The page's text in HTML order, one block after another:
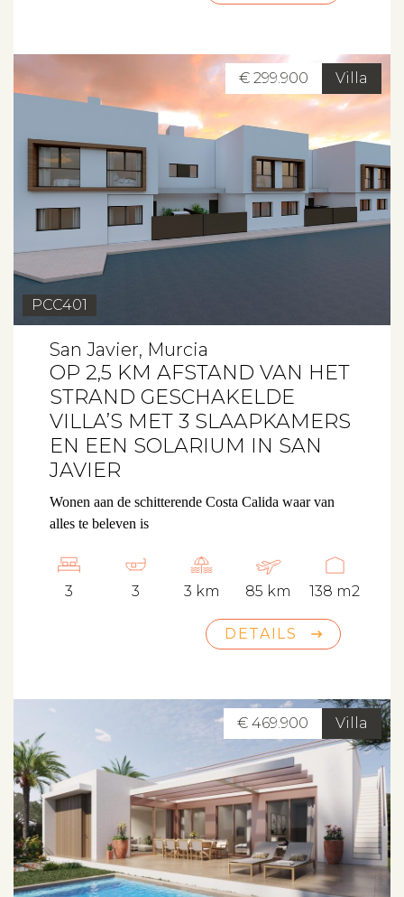
Villa
€ 299.900
PCC401
San Javier, Murcia
OP 2,5 KM AFSTAND VAN HET
STRAND GESCHAKELDE
VILLA’S MET 3 SLAAPKAMERS
EN EEN SOLARIUM IN SAN
JAVIER
Wonen aan de schitterende Costa Calida waar van
alles te beleven is
3 3 3 km 85 km 138 m2
DETAILS
Villa
€ 469.900